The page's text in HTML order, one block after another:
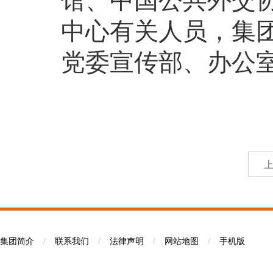
中心有关人员，集
党委宣传部、办公
集团简介 / 联系我们 / 法律声明 / 网站地图 / 手机版